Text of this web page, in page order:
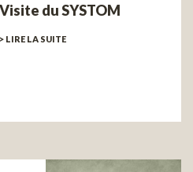
Visite du SYSTOM
> LIRE LA SUITE